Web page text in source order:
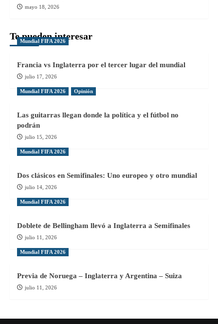
mayo 18, 2026
Te pueden interesar
Mundial FIFA 2026
Francia vs Inglaterra por el tercer lugar del mundial
julio 17, 2026
Mundial FIFA 2026 Opinión
Las guitarras llegan donde la política y el fútbol no
podrán
julio 15, 2026
Mundial FIFA 2026
Dos clásicos en Semifinales: Uno europeo y otro mundial
julio 14, 2026
Mundial FIFA 2026
Doblete de Bellingham llevó a Inglaterra a Semifinales
julio 11, 2026
Mundial FIFA 2026
Previa de Noruega – Inglaterra y Argentina – Suiza
julio 11, 2026